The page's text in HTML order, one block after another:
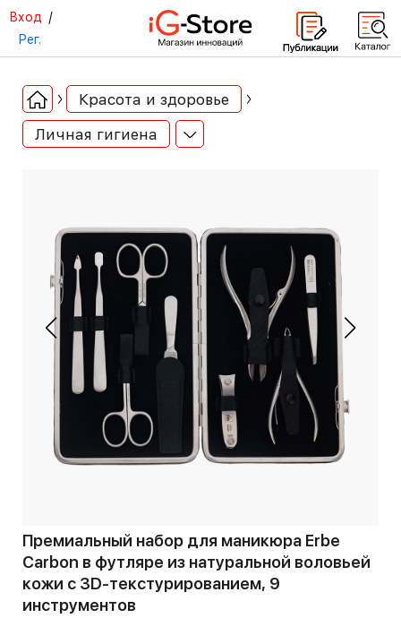
Вход /
Рег.
Красота и здоровье
Личная гигиена
Премиальный набор для маникюра Erbe
Carbon в футляре из натуральной воловьей
кожи с 3D-текстурированием, 9
инструментов